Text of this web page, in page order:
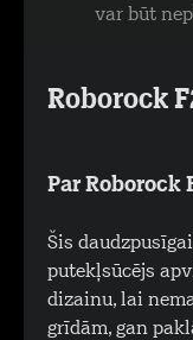
var būt
Roborock
Par Roborock
Šis
putekļsūcējs
dizainu, lai
grīdām, gan